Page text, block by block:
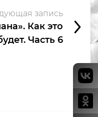
запись
Как это
Часть 6